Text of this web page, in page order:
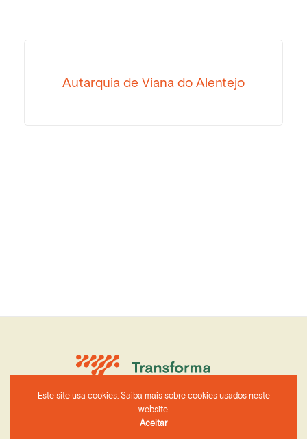
Autarquia de Viana do Alentejo
Este site usa cookies. Saiba mais sobre cookies usados neste
website.
Aceitar